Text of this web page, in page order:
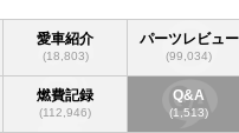
愛車紹介
(18,803)
パーツレビュー
(99,034)
燃費記録
(112,946)
Q&A
(1,513)